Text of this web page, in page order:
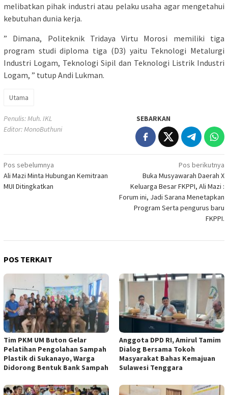
melibatkan pihak industri atau pelaku usaha agar mengetahui
kebutuhan dunia kerja.
” Dimana, Politeknik Tridaya Virtu Morosi memiliki tiga
program studi diploma tiga (D3) yaitu Teknologi Metalurgi
Industri Logam, Teknologi Sipil dan Teknologi Listrik Industri
Logam, ” tutup Andi Lukman.
Utama
Penulis: Muh. IKL
Editor: MonoButhuni
SEBARKAN
Navigasi
pos
Pos sebelumnya
Ali Mazi Minta Hubungan Kemitraan
MUI Ditingkatkan
Pos berikutnya
Buka Musyawarah Daerah X
Keluarga Besar FKPPI, Ali Mazi :
Forum ini, Jadi Sarana Menetapkan
Program Serta pengurus baru
FKPPI.
POS TERKAIT
Tim PKM UM Buton Gelar
Pelatihan Pengolahan Sampah
Plastik di Sukanayo, Warga
Didorong Bentuk Bank Sampah
Anggota DPD RI, Amirul Tamim
Dialog Bersama Tokoh
Masyarakat Bahas Kemajuan
Sulawesi Tenggara